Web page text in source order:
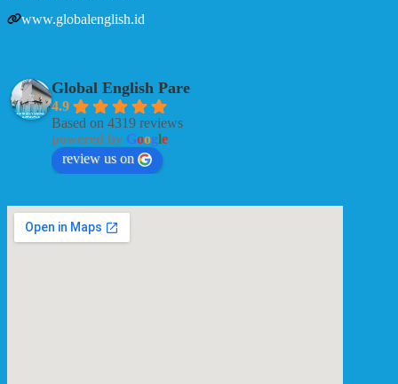
www.globalenglish.id
Global English Pare
4.9
Based on 4319 reviews
powered by Google
review us on